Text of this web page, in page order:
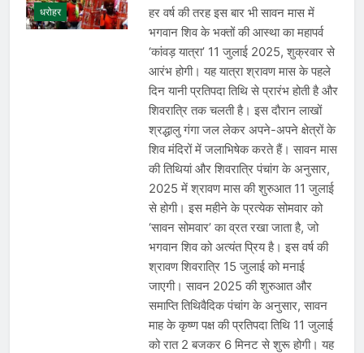
धरोहर
हर वर्ष की तरह इस बार भी सावन मास में
भगवान शिव के भक्तों की आस्था का महापर्व
‘कांवड़ यात्रा’ 11 जुलाई 2025, शुक्रवार से
आरंभ होगी। यह यात्रा श्रावण मास के पहले
दिन यानी प्रतिपदा तिथि से प्रारंभ होती है और
शिवरात्रि तक चलती है। इस दौरान लाखों
श्रद्धालु गंगा जल लेकर अपने-अपने क्षेत्रों के
शिव मंदिरों में जलाभिषेक करते हैं। सावन मास
की तिथियां और शिवरात्रि पंचांग के अनुसार,
2025 में श्रावण मास की शुरुआत 11 जुलाई
से होगी। इस महीने के प्रत्येक सोमवार को
‘सावन सोमवार’ का व्रत रखा जाता है, जो
भगवान शिव को अत्यंत प्रिय है। इस वर्ष की
श्रावण शिवरात्रि 15 जुलाई को मनाई
जाएगी। सावन 2025 की शुरुआत और
समाप्ति तिथिवैदिक पंचांग के अनुसार, सावन
माह के कृष्ण पक्ष की प्रतिपदा तिथि 11 जुलाई
को रात 2 बजकर 6 मिनट से शुरू होगी। यह